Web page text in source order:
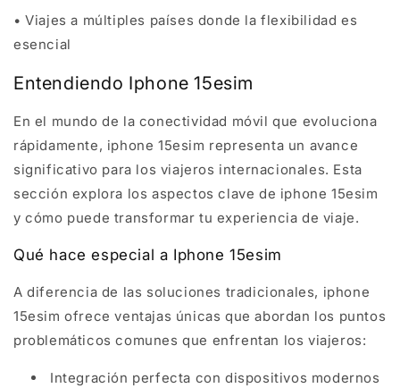
• Viajes a múltiples países donde la flexibilidad es
esencial
Entendiendo Iphone 15esim
En el mundo de la conectividad móvil que evoluciona
rápidamente, iphone 15esim representa un avance
significativo para los viajeros internacionales. Esta
sección explora los aspectos clave de iphone 15esim
y cómo puede transformar tu experiencia de viaje.
Qué hace especial a Iphone 15esim
A diferencia de las soluciones tradicionales, iphone
15esim ofrece ventajas únicas que abordan los puntos
problemáticos comunes que enfrentan los viajeros:
Integración perfecta con dispositivos modernos